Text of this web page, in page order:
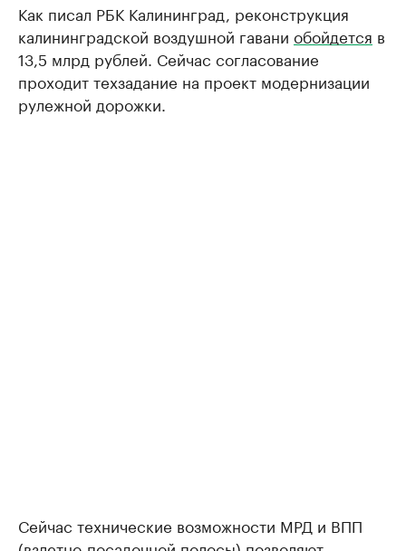
Как писал РБК Калининград, реконструкция
калининградской воздушной гавани обойдется в
13,5 млрд рублей. Сейчас согласование
проходит техзадание на проект модернизации
рулежной дорожки.
Сейчас технические возможности МРД и ВПП